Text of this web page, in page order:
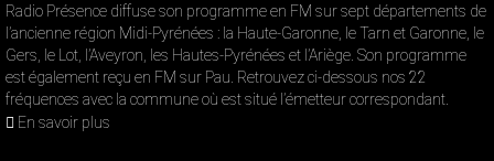
Radio Présence diffuse son programme en FM sur sept départements de
l’ancienne région Midi-Pyrénées : la Haute-Garonne, le Tarn et Garonne, le
Gers, le Lot, l’Aveyron, les Hautes-Pyrénées et l’Ariège. Son programme
est également reçu en FM sur Pau. Retrouvez ci-dessous nos 22
fréquences avec la commune où est situé l’émetteur correspondant.
En savoir plus